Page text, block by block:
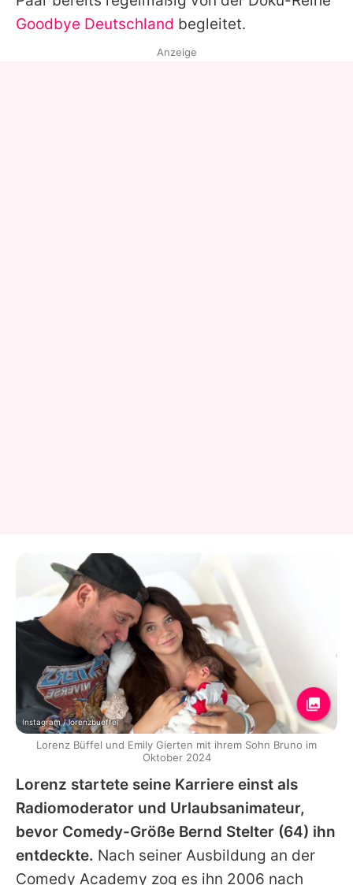
Goodbye Deutschland begleitet.
Lorenz startete seine Karriere einst als
Radiomoderator und Urlaubsanimateur,
bevor Comedy-Größe Bernd Stelter (64) ihn
entdeckte. Nach seiner Ausbildung an der
Comedy Academy zog es ihn 2006 nach
Anzeige
Instagram / lorenzbueffel
Lorenz Büffel und Emily Gierten mit ihrem Sohn Bruno im
Oktober 2024